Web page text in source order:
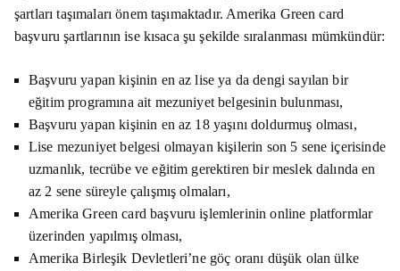
şartları taşımaları önem taşımaktadır. Amerika Green card
başvuru şartlarının ise kısaca şu şekilde sıralanması mümkündür:
Başvuru yapan kişinin en az lise ya da dengi sayılan bir
eğitim programına ait mezuniyet belgesinin bulunması,
Başvuru yapan kişinin en az 18 yaşını doldurmuş olması,
Lise mezuniyet belgesi olmayan kişilerin son 5 sene içerisinde
uzmanlık, tecrübe ve eğitim gerektiren bir meslek dalında en
az 2 sene süreyle çalışmış olmaları,
Amerika Green card başvuru işlemlerinin online platformlar
üzerinden yapılmış olması,
Amerika Birleşik Devletleri’ne göç oranı düşük olan ülke